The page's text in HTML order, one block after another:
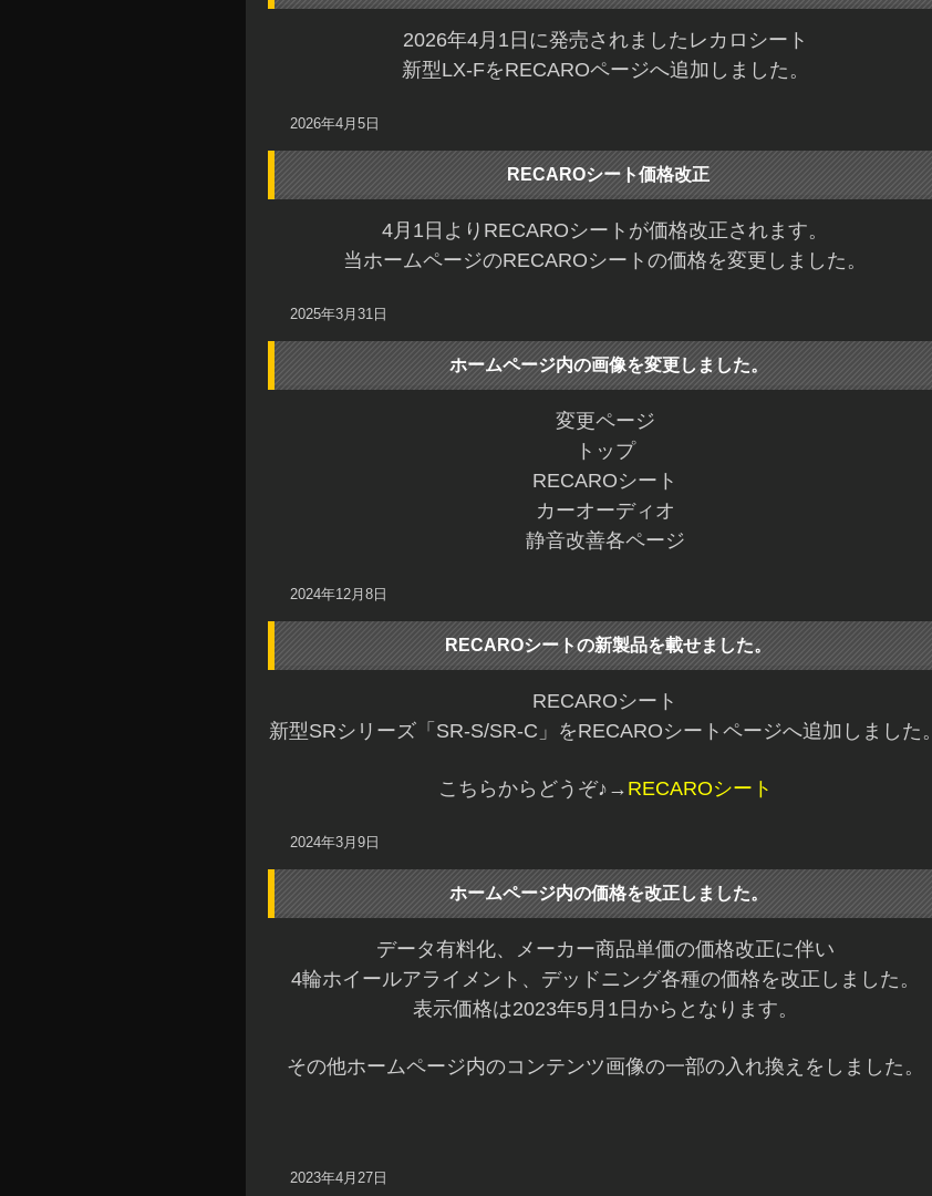
2026年4月1日に発売されましたレカロシート
新型LX-FをRECAROページへ追加しました。
2026年4月5日
RECAROシート価格改正
4月1日よりRECAROシートが価格改正されます。
当ホームページのRECAROシートの価格を変更しました。
2025年3月31日
ホームページ内の画像を変更しました。
変更ページ
トップ
RECAROシート
カーオーディオ
静音改善各ページ
2024年12月8日
RECAROシートの新製品を載せました。
RECAROシート
新型SRシリーズ「SR-S/SR-C」をRECAROシートページへ追加しました。
こちらからどうぞ♪→ RECAROシート
2024年3月9日
ホームページ内の価格を改正しました。
データ有料化、メーカー商品単価の価格改正に伴い
4輪ホイールアライメント、デッドニング各種の価格を改正しました。
表示価格は2023年5月1日からとなります。
その他ホームページ内のコンテンツ画像の一部の入れ換えをしました。
2023年4月27日